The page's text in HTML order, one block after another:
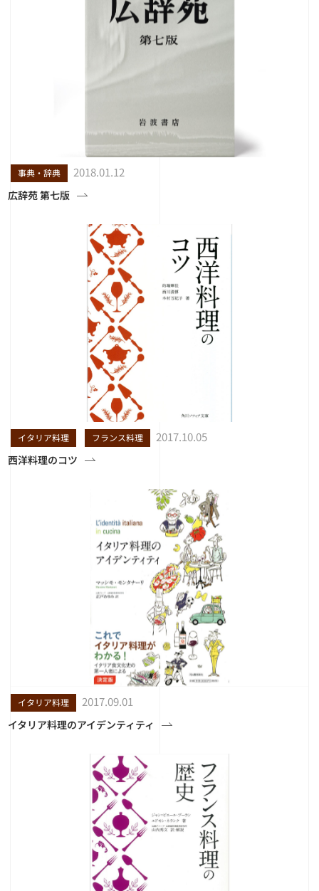
事典・辞典 2018.01.12
広辞苑 第七版
イタリア料理 フランス料理 2017.10.05
西洋料理のコツ
イタリア料理 2017.09.01
イタリア料理のアイデンティティ